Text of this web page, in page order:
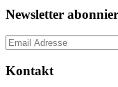
Newsletter
Kontakt